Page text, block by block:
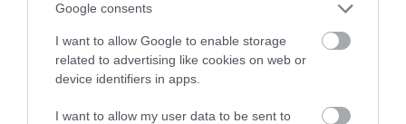
Google consents
I want to allow Google to enable storage
related to advertising like cookies on web or
device identifiers in apps.
I want to allow my user data to be sent to